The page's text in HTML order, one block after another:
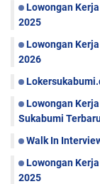
Lowongan
2025
Lowongan
2026
Lowongan
Sukabumi
Walk In
Lowongan
2025